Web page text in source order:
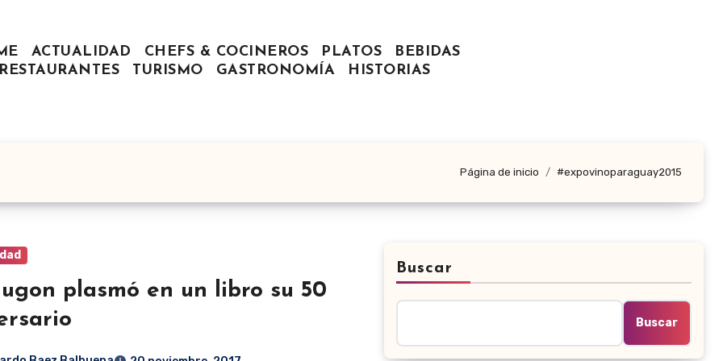
ACTUALIDAD CHEFS & COCINEROS PLATOS
BEBIDAS
RESTAURANTES
TURISMO GASTRONOMÍA HISTORIAS
Página de inicio #expovinoparaguay2015
plasmó en un libro su 50
Buscar
Buscar